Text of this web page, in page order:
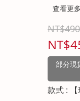
查看更
NT$490
部分現
款式 :